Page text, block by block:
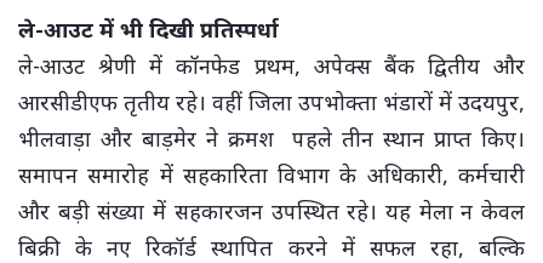
ले-आउट में भी दिखी प्रतिस्पर्धा
ले-आउट श्रेणी में कॉनफेड प्रथम, अपेक्स बैंक द्वितीय और
आरसीडीएफ तृतीय रहे। वहीं जिला उपभोक्ता भंडारों में उदयपुर,
भीलवाड़ा और बाड़मेर ने क्रमश पहले तीन स्थान प्राप्त किए।
समापन समारोह में सहकारिता विभाग के अधिकारी, कर्मचारी
और बड़ी संख्या में सहकारजन उपस्थित रहे। यह मेला न केवल
बिक्री के नए रिकॉर्ड स्थापित करने में सफल रहा, बल्कि